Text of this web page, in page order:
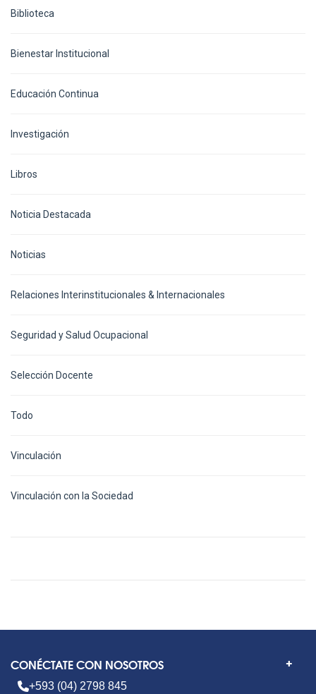
Biblioteca
Bienestar Institucional
Educación Continua
Investigación
Libros
Noticia Destacada
Noticias
Relaciones Interinstitucionales & Internacionales
Seguridad y Salud Ocupacional
Selección Docente
Todo
Vinculación
Vinculación con la Sociedad
CONÉCTATE CON NOSOTROS
+593 (04) 2798 845